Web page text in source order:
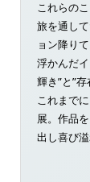
これらの
旅を通し
ョン降り
浮かんだ
輝き”と”
これまで
展。作品
出し喜び